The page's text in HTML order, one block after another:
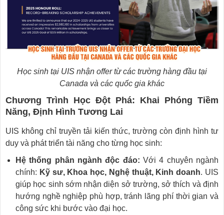
Học sinh tại UIS nhận offer từ các trường hàng đầu tại
Canada và các quốc gia khác
Chương Trình Học Đột Phá: Khai Phóng Tiềm
Năng, Định Hình Tương Lai
UIS không chỉ truyền tải kiến thức, trường còn định hình tư
duy và phát triển tài năng cho từng học sinh:
Hệ thống phân ngành độc đáo: Với 4 chuyên ngành
chính: Kỹ sư, Khoa học, Nghệ thuật, Kinh doanh. UIS
giúp học sinh sớm nhận diện sở trường, sở thích và định
hướng nghề nghiệp phù hợp, tránh lãng phí thời gian và
công sức khi bước vào đại học.